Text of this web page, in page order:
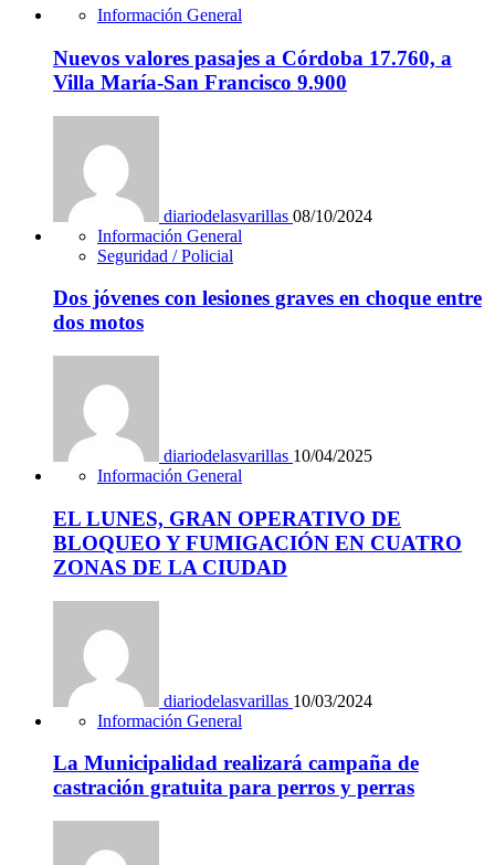
Información General
Nuevos valores pasajes a Córdoba 17.760, a
Villa María-San Francisco 9.900
diariodelasvarillas 08/10/2024
Información General
Seguridad / Policial
Dos jóvenes con lesiones graves en choque entre
dos motos
diariodelasvarillas 10/04/2025
Información General
EL LUNES, GRAN OPERATIVO DE
BLOQUEO Y FUMIGACIÓN EN CUATRO
ZONAS DE LA CIUDAD
diariodelasvarillas 10/03/2024
Información General
La Municipalidad realizará campaña de
castración gratuita para perros y perras